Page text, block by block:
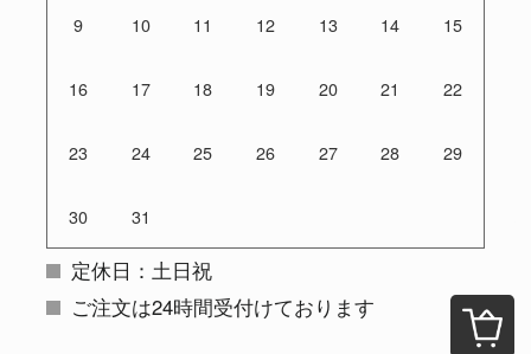
9 10 11 12 13 14 15
16 17 18 19 20 21 22
23 24 25 26 27 28 29
30 31
定休日：土日祝
ご注文は24時間受付けております